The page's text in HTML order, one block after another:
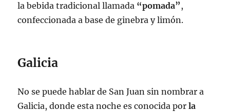
la bebida tradicional llamada “pomada”,
confeccionada a base de ginebra y limón.
Galicia
No se puede hablar de San Juan sin nombrar a
Galicia, donde esta noche es conocida porla